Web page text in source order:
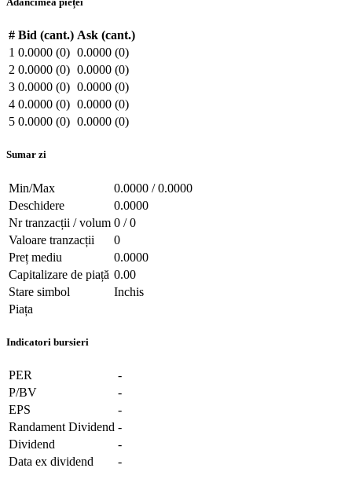
# Bid (cant.) Ask (cant.)
1 0.0000 (0) 0.0000 (0)
2 0.0000 (0) 0.0000 (0)
3 0.0000 (0) 0.0000 (0)
4 0.0000 (0) 0.0000 (0)
5 0.0000 (0) 0.0000 (0)
Sumar zi
Min/Max
0.0000 / 0.0000
Deschidere
0.0000
Nr tranzacții / volum 0 / 0
Valoare tranzacții
0
Preț mediu
0.0000
Capitalizare de piață 0.00
Stare simbol
Inchis
Piața
Indicatori bursieri
PER
-
P/BV
-
EPS
-
Randament Dividend -
Dividend
-
Data ex dividend
-